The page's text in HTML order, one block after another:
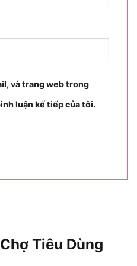
JZ900A1 nổi bật nhờ
giúp sản phẩm vượt trội
và trang web trong
luận kế tiếp của tôi.
Tiêu Dùng